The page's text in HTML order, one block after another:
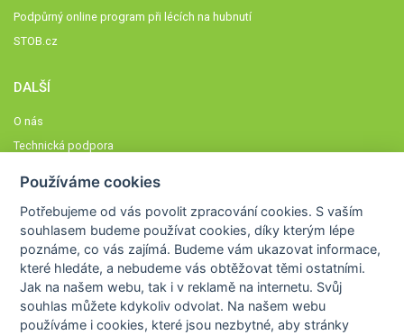
Podpůrný online program při lécích na hubnutí
STOB.cz
DALŠÍ
O nás
Technická podpora
Členové STOBklubu
Zásady nakládání s osobními údaji
Otestujte se
Spočítejte si
Výzva 52
Používáme cookies
Potřebujeme od vás povolit zpracování cookies. S vaším
souhlasem budeme používat cookies, díky kterým lépe
poznáme,co vás zajímá. Budeme vám ukazovat informace,
které hledáte, a nebudeme vás obtěžovat těmi ostatními.
Jak na našem webu, tak i v reklamě na internetu. Svůj
souhlas můžete kdykoliv odvolat. Na našem webu
používáme i cookies, které jsou nezbytné, aby stránky